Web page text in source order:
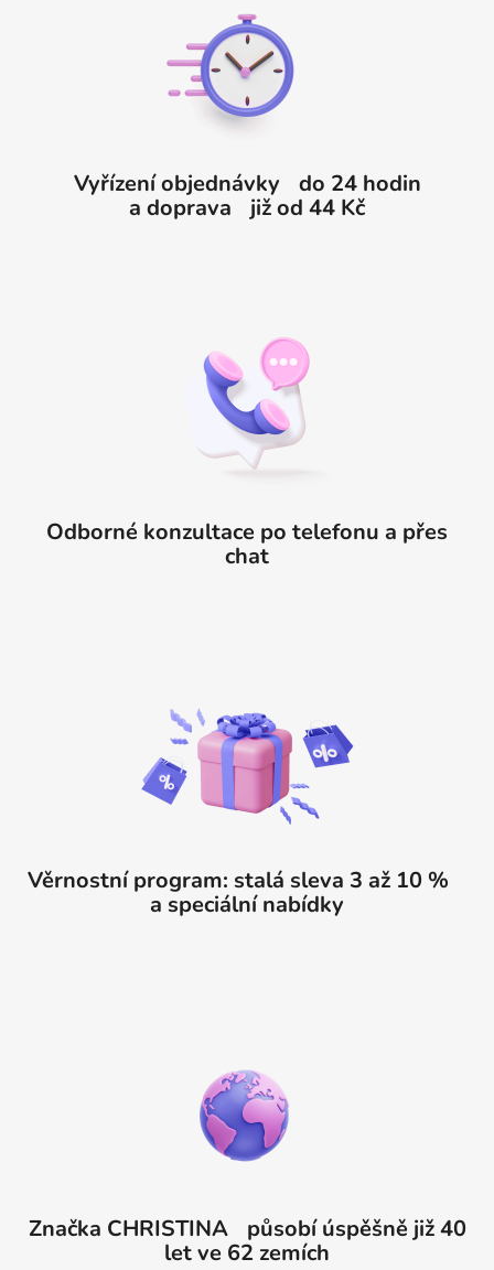
Vyřízení objednávky do 24 hodin
a doprava již od 44 Kč
Odborné konzultace po telefonu a přes
chat
Věrnostní program: stalá sleva 3 až 10 %
a speciální nabídky
Značka CHRISTINA působí úspěšně již 40
let ve 62 zemích